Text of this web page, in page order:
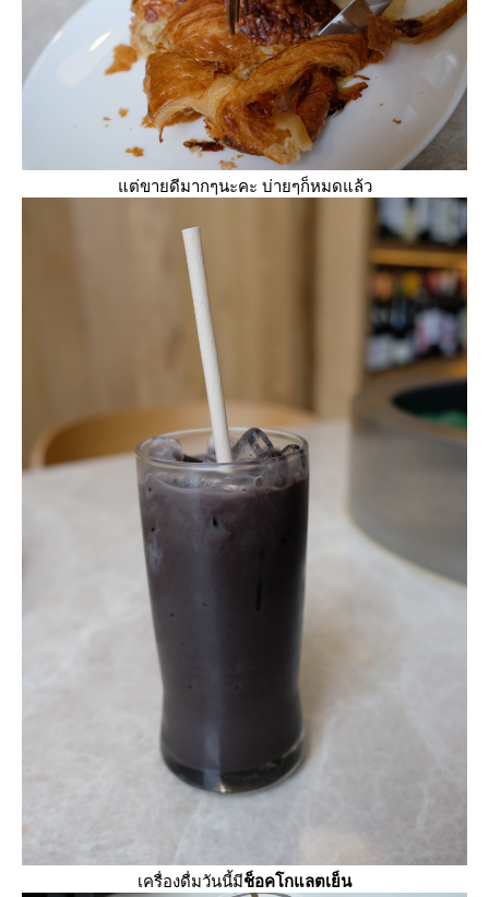
ต่ขายดีมากๆนะคะ บ่ายๆก็หมดแล้ว
เครื่องดื่มวันนี้มีช็อคโกแลตเย็น